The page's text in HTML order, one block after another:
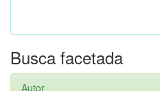
Busca facetada
Autor